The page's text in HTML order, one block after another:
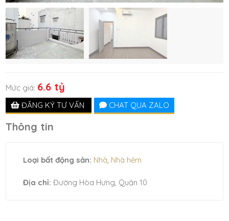
Mức giá: 6.6 tỷ
ĐĂNG KÝ TƯ VẤN CHAT QUA ZALO
Thông tin
Loại bất động sản: Nhà, Nhà hẻm
Địa chỉ:Đường Hòa Hưng, Quận 10